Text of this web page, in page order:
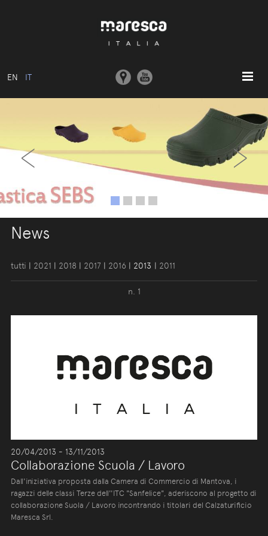
EN IT
ABOUT US
MODELLI BASE
COLLEZIONI
STAMPI E MACCHINARI
COMUNICAZIONE
‹ ›
News
tutti | 2021 | 2018 | 2017 | 2016 | 2013 | 2011
n. 1
20/04/2013 - 13/11/2013
Collaborazione Scuola / Lavoro
Dall'iniziativa proposta dalla Camera di Commercio di Mantova, i
ragazzi delle classi Terze dell''ITC "Sanfelice", aderiscono al progetto di
collaborazione Suola / Lavoro incontrando i titolari del Calzaturificio
Maresca Srl.